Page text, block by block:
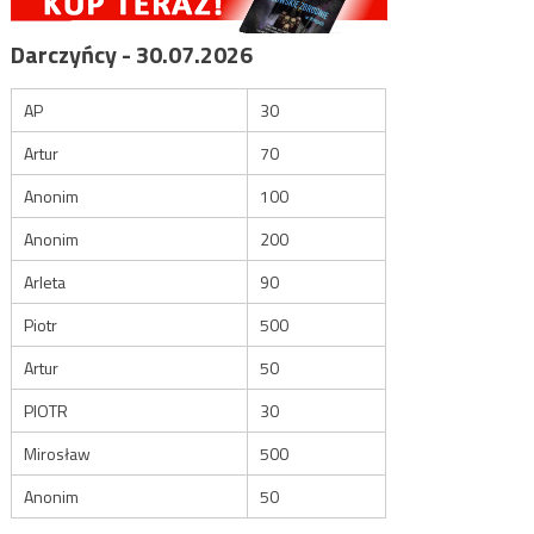
Darczyńcy - 30.07.2026
AP
30
Artur
70
Anonim
100
Anonim
200
Arleta
90
Piotr
500
Artur
50
PIOTR
30
Mirosław
500
Anonim
50